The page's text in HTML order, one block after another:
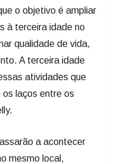
o objetivo é ampliar
à terceira idade no
qualidade de vida,
A terceira idade
atividades que
laços entre os
a acontecer
mesmo local,